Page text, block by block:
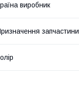
виробник
запчастини